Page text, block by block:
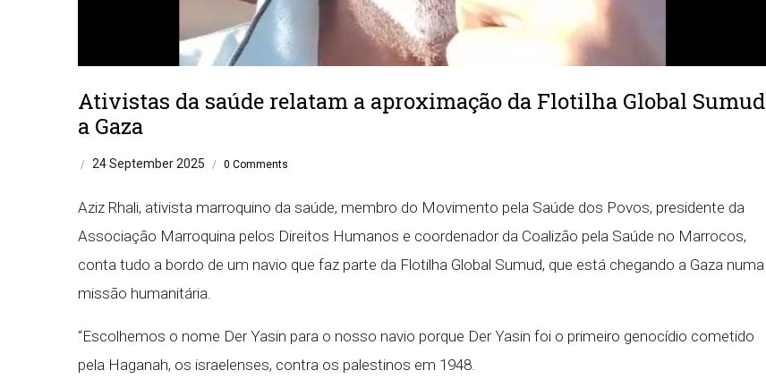
Ativistas da saúde relatam a aproximação da Flotilha Global Sumud
a Gaza
/ 24 September 2025 / 0 Comments
Aziz Rhali, ativista marroquino da saúde, membro do Movimento pela Saúde dos Povos, presidente da
Associação Marroquina pelos Direitos Humanos e coordenador da Coalizão pela Saúde no Marrocos,
conta tudo a bordo de um navio que faz parte da Flotilha Global Sumud, que está chegando a Gaza numa
missão humanitária.
“Escolhemos o nome Der Yasin para o nosso navio porque Der Yasin foi o primeiro genocídio cometido
pela Haganah, os israelenses, contra os palestinos em 1948.